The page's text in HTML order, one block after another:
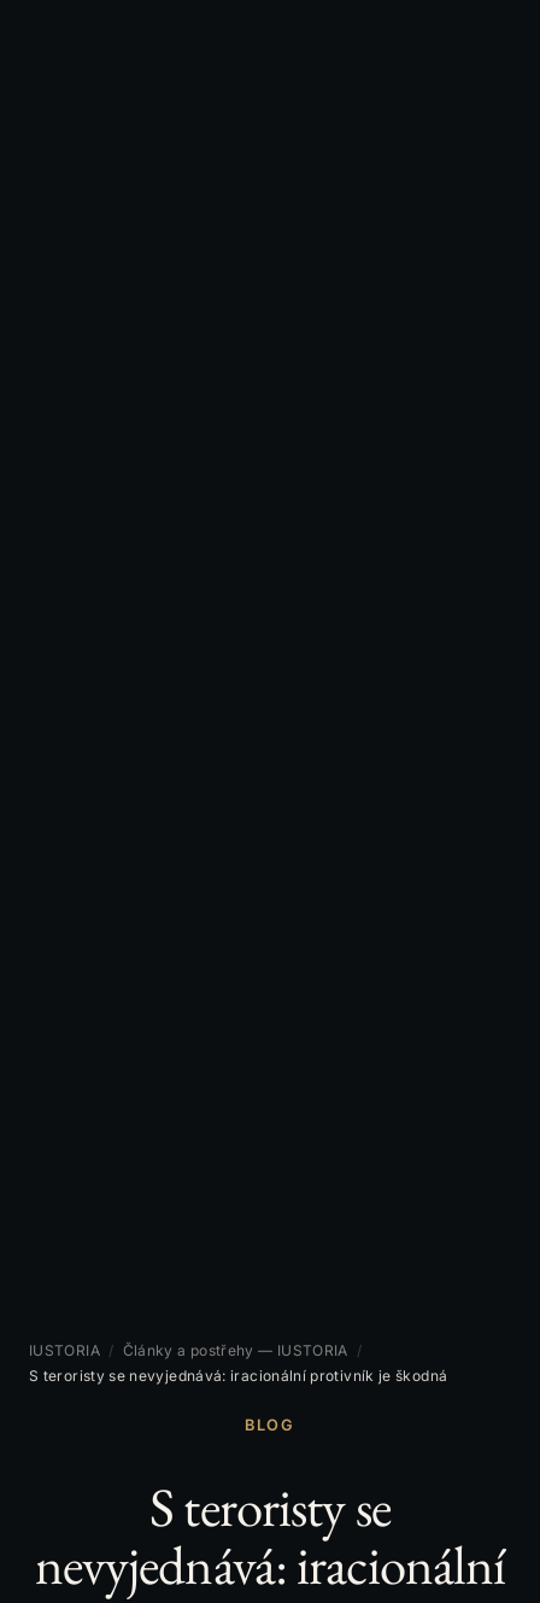
IUSTORIA / Články a postřehy — IUSTORIA /
S teroristy se nevyjednává: iracionální protivník je škodná
BLOG
S teroristy se
nevyjednává: iracionální